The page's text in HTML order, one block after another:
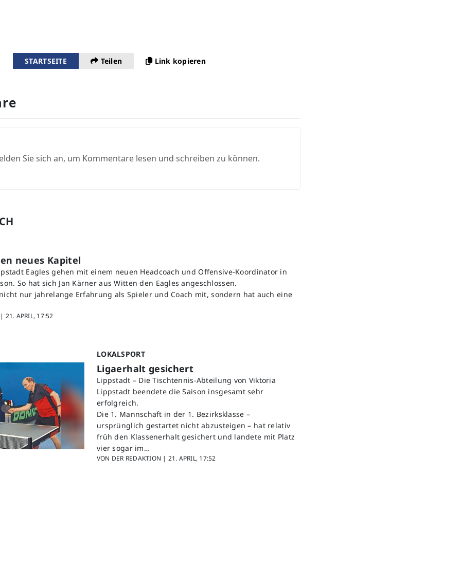
STARTSEITE Teilen Link kopieren
Sie sich an, um Kommentare lesen und schreiben zu können.
neues Kapitel
Eagles gehen mit einem neuen Headcoach und Offensive-Koordinator in
So hat sich Jan Kärner aus Witten den Eagles angeschlossen.
nur jahrelange Erfahrung als Spieler und Coach mit, sondern hat auch eine
21. APRIL, 17:52
LOKALSPORT
Ligaerhalt gesichert
Lippstadt – Die Tischtennis-Abteilung von Viktoria
Lippstadt beendete die Saison insgesamt sehr
erfolgreich.
Die 1. Mannschaft in der 1. Bezirksklasse –
ursprünglich gestartet nicht abzusteigen – hat relativ
früh den Klassenerhalt gesichert und landete mit Platz
vier sogar im…
VON DER REDAKTION | 21. APRIL, 17:52